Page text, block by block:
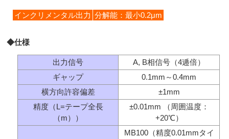
インクリメンタル出力 分解能：最小0.2μm
◆仕様
出力信号
A, B相信号（4逓倍）
ギャップ
0.1mm～0.4mm
横方向許容偏差
±1mm
精度（L=テープ全長
（m））
±0.01mm （周囲温度：
+20℃）
MB100（精度0.01mmタイ